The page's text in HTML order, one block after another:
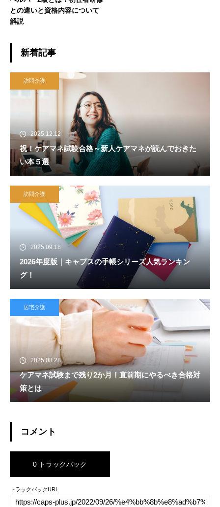
との違いと資格内容について
解説
新着記事
訪問介護
2025.12.12
祝！ケアマネ試験合格～新人ケアマネが読んでおきた
い本５選
訪問介護
2025.09.18
2026年度版｜キャプスの手帳シリーズ人気ランキン
グ！
居宅介護
2025.08.28
ケアマネ試験まで残り2か月！直前期にやるべき合格対
策とは
コメント
0 トラックバック
トラックバックURL